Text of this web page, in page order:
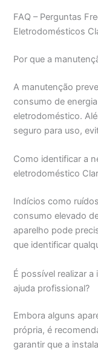
FAQ – Perguntas
Eletrodomésticos
Por que a
A manutenção
consumo de
eletrodoméstico.
seguro para uso,
Como identificar a
eletrodoméstico
Indícios como
consumo elevado
aparelho pode
que identificar
É possível realizar
ajuda profissional?
Embora alguns
própria, é
garantir que a